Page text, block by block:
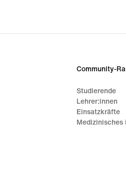
Community-
Studierende
Lehrer:innen
Einsatzkräfte
Medizinisches